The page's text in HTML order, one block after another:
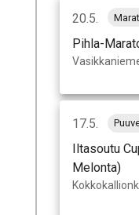
20.5.
Pihla-
17.5.
Iltasoutu
Melonta)